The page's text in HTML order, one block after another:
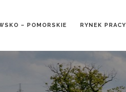
– POMORSKIE RYNEK PRACY